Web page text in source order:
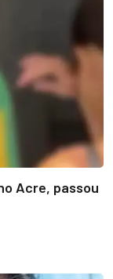
Acre, passou